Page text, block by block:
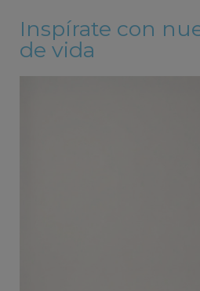
Inspírate con
de vida